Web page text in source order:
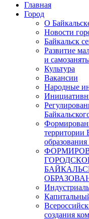
Главная
Город
О
Новости
Байкальск
Развитие
и
Культура
Вакансии
Народные
территории
создания